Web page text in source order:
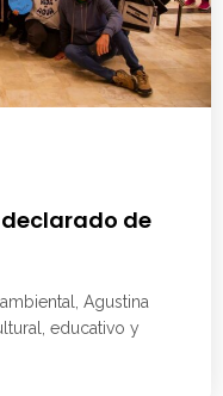
declarado de
Agustina
educativo y